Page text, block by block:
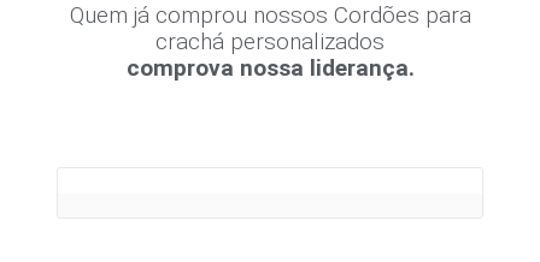
Quem já comprou nossos Cordões para
crachá personalizados
comprova nossa liderança.